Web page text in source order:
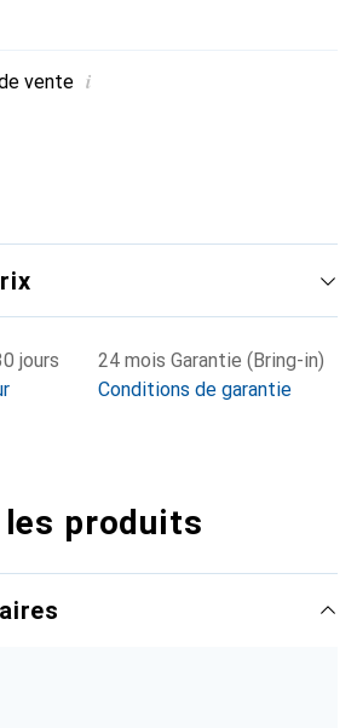
vente i
jours
24 mois Garantie (Bring-in)
Conditions de garantie
produits